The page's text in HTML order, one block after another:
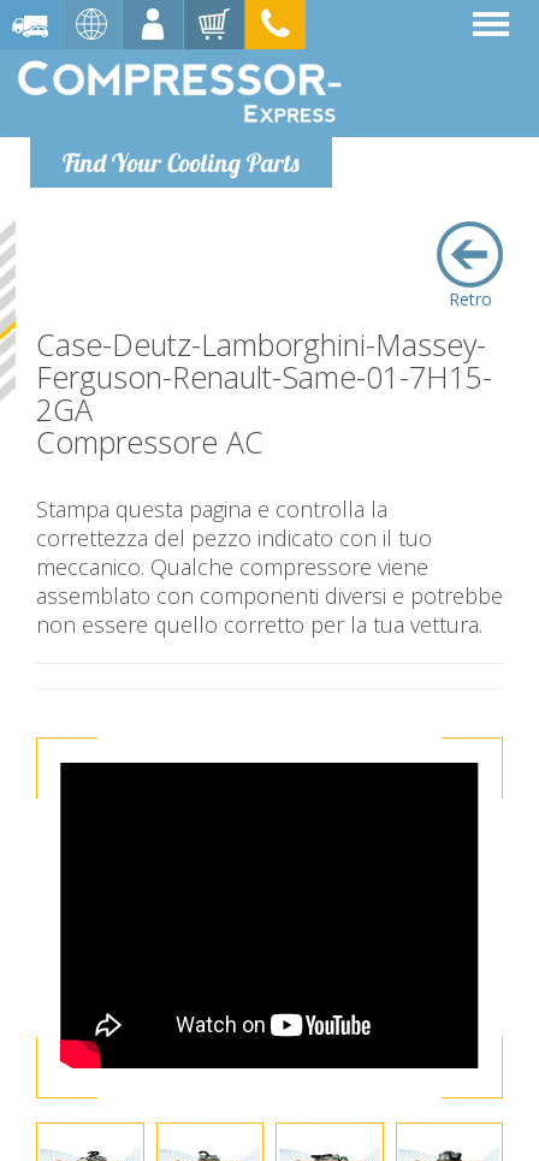
Find Your Cooling Parts
Retro
Case-Deutz-Lamborghini-Massey-
Ferguson-Renault-Same-01-7H15-
2GA
Compressore AC
Stampa questa pagina e controlla la
correttezza del pezzo indicato con il tuo
meccanico. Qualche compressore viene
assemblato con componenti diversi e potrebbe
non essere quello corretto per la tua vettura.